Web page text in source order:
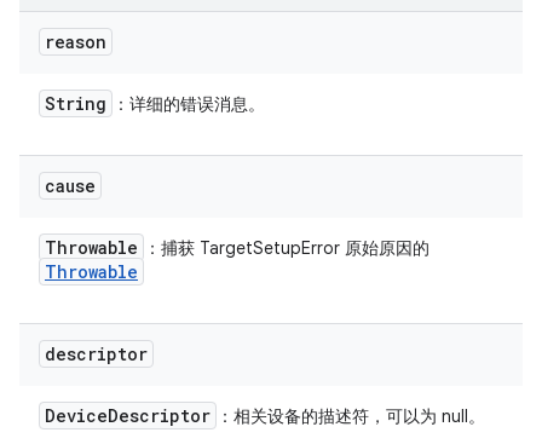
reason
String ：详细的错误消息。
cause
Throwable ：捕获 TargetSetupError 原始原因的
Throwable
descriptor
DeviceDescriptor ：相关设备的描述符，可以为 null。